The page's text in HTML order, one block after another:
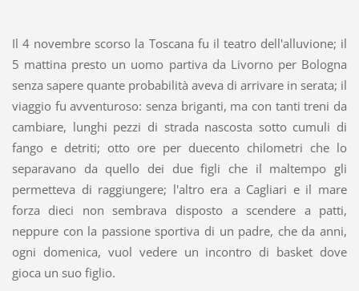
Il 4 novembre scorso la Toscana fu il teatro dell'alluvione; il
5 mattina presto un uomo partiva da Livorno per Bologna
senza sapere quante probabilità aveva di arrivare in serata; il
viaggio fu avventuroso: senza briganti, ma con tanti treni da
cambiare, lunghi pezzi di strada nascosta sotto cumuli di
fango e detriti; otto ore per duecento chilometri che lo
separavano da quello dei due figli che il maltempo gli
permetteva di raggiungere; l'altro era a Cagliari e il mare
forza dieci non sembrava disposto a scendere a patti,
neppure con la passione sportiva di un padre, che da anni,
ogni domenica, vuol vedere un incontro di basket dove
gioca un suo figlio.